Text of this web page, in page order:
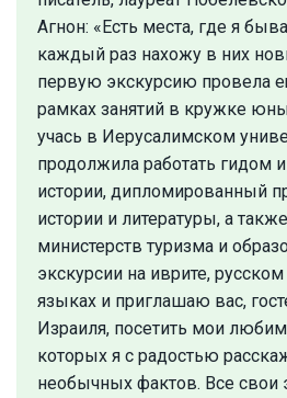
Агнон: «Есть места, где я
каждый раз нахожу в них
первую экскурсию провела
рамках занятий в кружке
учась в Иерусалимском
продолжила работать гидом и
истории, дипломированный
истории и литературы, а
министерств туризма и
экскурсии на иврите,
языках и приглашаю вас,
Израиля, посетить мои
которых я с радостью
необычных фактов. Все свои